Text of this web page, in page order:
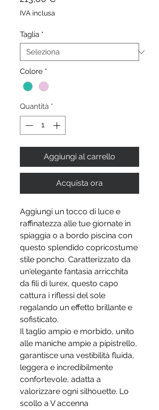
IVA inclusa
Taglia *
Colore *
Quantità *
Aggiungi al carrello
Acquista ora
Aggiungi un tocco di luce e
raffinatezza alle tue giornate in
spiaggia o a bordo piscina con
questo splendido copricostume
stile poncho. Caratterizzato da
un'elegante fantasia arricchita
da fili di lurex, questo capo
cattura i riflessi del sole
regalando un effetto brillante e
sofisticato.
Il taglio ampio e morbido, unito
alle maniche ampie a pipistrello,
garantisce una vestibilità fluida,
leggera e incredibilmente
confortevole, adatta a
valorizzare ogni silhouette. Lo
scollo a V accenna